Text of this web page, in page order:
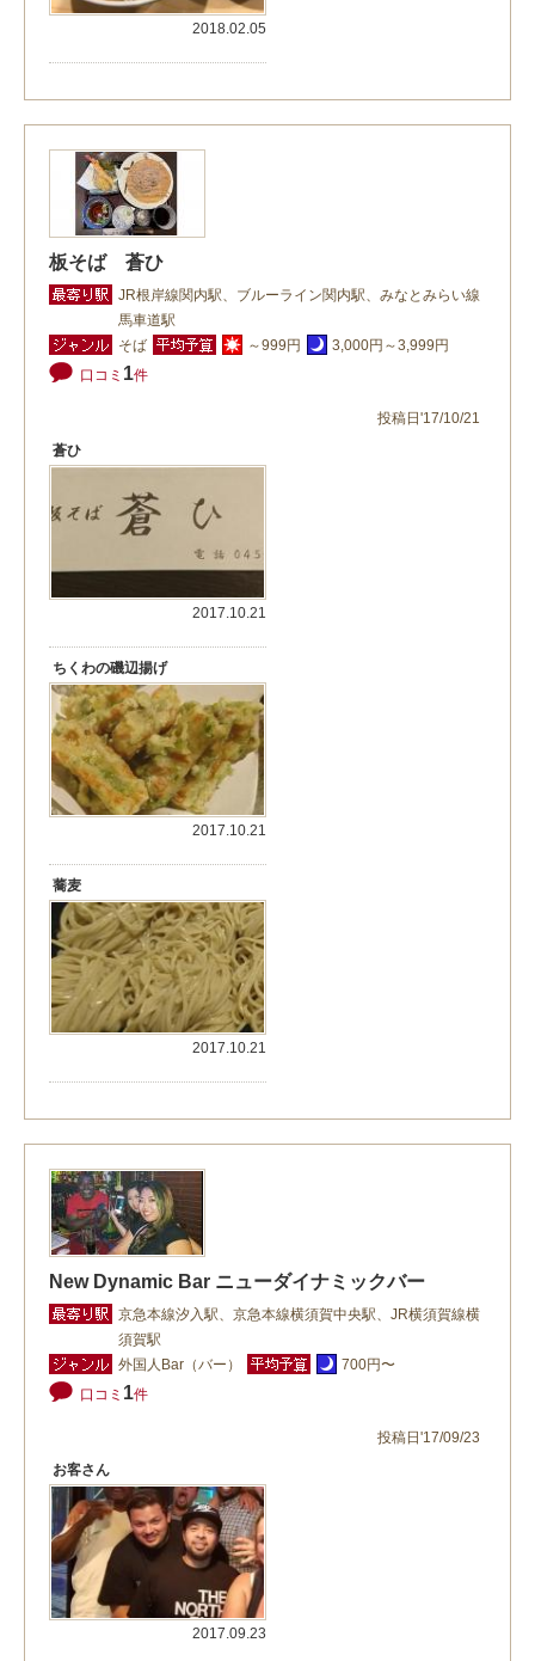
2018.02.05
板そば 蒼ひ
JR根岸線関内駅、ブルーライン関内駅、みなとみらい線
馬車道駅
そば
～999円
3,000円～3,999円
口コミ 1件
投稿日'17/10/21
蒼ひ
2017.10.21
ちくわの磯辺揚げ
2017.10.21
蕎麦
2017.10.21
New Dynamic Bar ニューダイナミックバー
京急本線汐入駅、京急本線横須賀中央駅、JR横須賀線横
須賀駅
外国人Bar（バー）
700円〜
口コミ 1件
投稿日'17/09/23
お客さん
2017.09.23